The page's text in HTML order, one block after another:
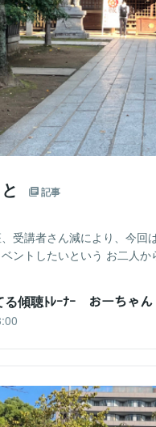
記事
受講者さん減により、今
ントしたいという お二人
る傾聴ﾄﾚｰﾅｰ おーちゃん